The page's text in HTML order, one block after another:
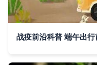
战疫前沿科普 端午出